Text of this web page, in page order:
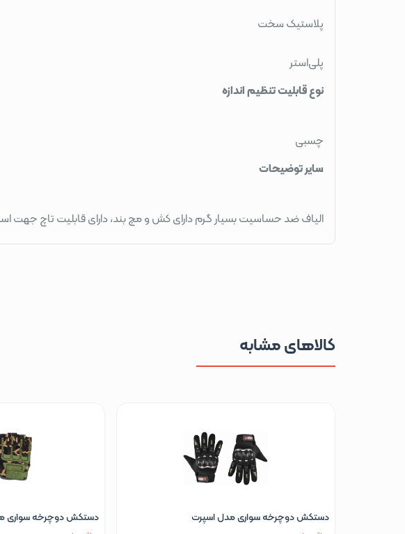
پلاستیک سخت
پلی‌استر
نوع قابلیت تنظیم اندازه
چسبی
سایر توضیحات
الیاف ضد حساسیت بسیار گرم دارای کش و مچ بند، دارای قابلیت تاچ جهت
کالاهای مشابه
دستکش دوچرخه سواری مدل اسپرت دستکش دوچرخه سواری